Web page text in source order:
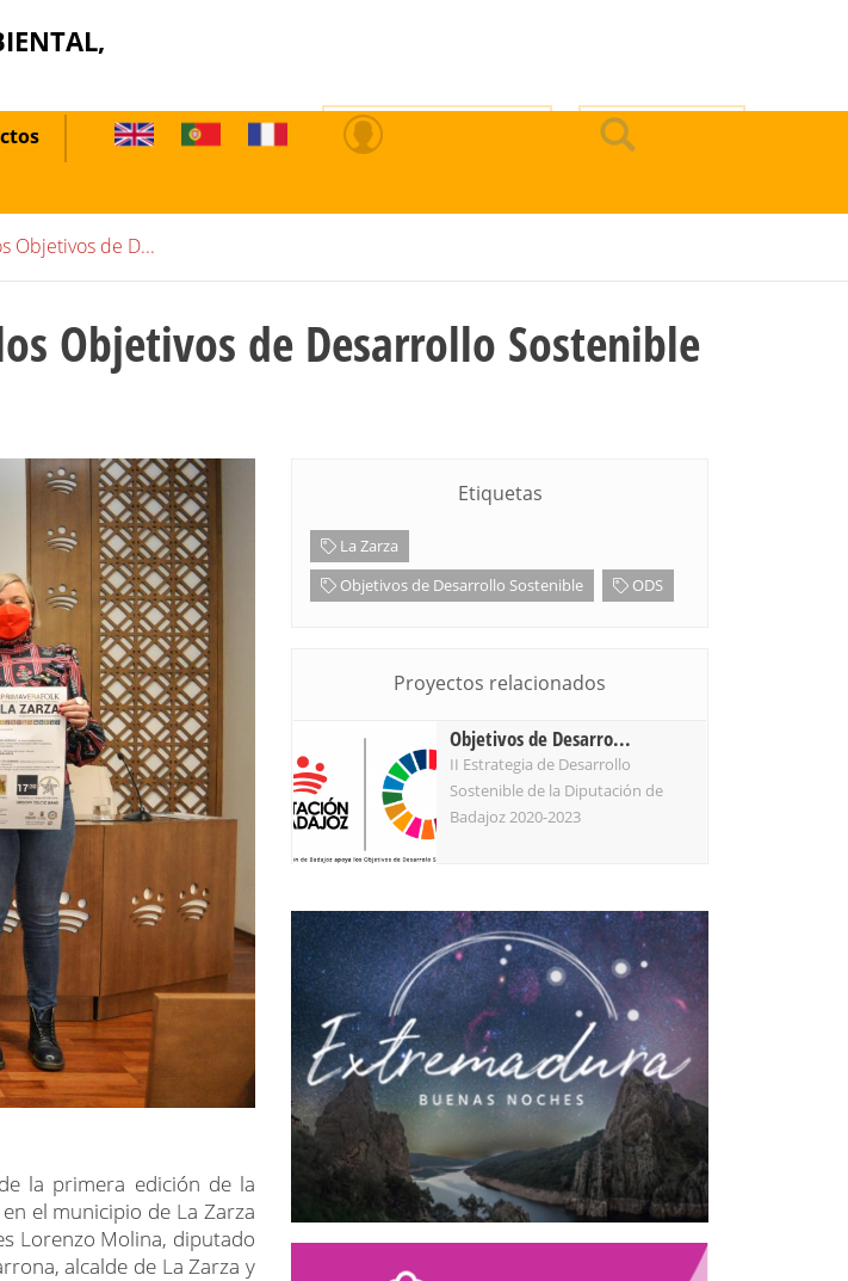
Objetivos de D...
Objetivos de Desarrollo Sostenible
el municipio de La Zarza
Lorenzo Molina, diputado
alcalde de La Zarza y
de Cultura e Igualdad del
Etiquetas
La Zarza
Objetivos de Desarrollo Sostenible
ODS
Proyectos relacionados
Objetivos de Desarro...
II Estrategia de Desarrollo
Sostenible de la Diputación de
Badajoz 2020-2023